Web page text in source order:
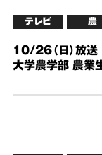
テレビ 農
10/26（日）放送
大学農学部 農業